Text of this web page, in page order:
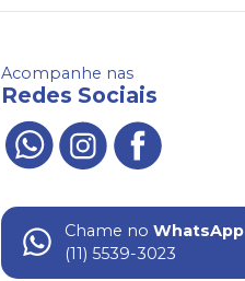
Acompanhe nas
Redes Sociais
Chame no WhatsApp
(11) 5539-3023